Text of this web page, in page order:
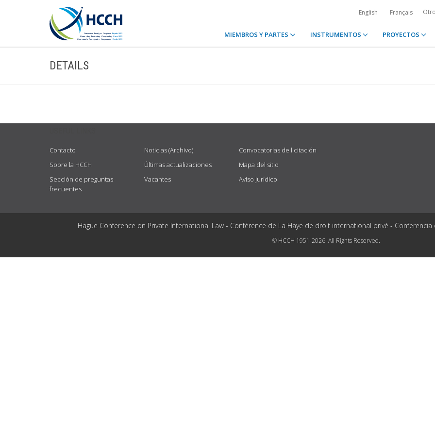
English Français
MIEMBROS Y PARTES INSTRUMENTOS PROYECTOS
DETAILS
Contacto
Sobre la HCCH
Sección de preguntas
frecuentes
Noticias (Archivo)
Últimas actualizaciones
Vacantes
Convocatorias de licitación
Mapa del sitio
Aviso jurídico
Hague Conference on Private International Law - Conférence de La Haye de droit international privé -
© HCCH 1951-2026. All Rights Reserved.